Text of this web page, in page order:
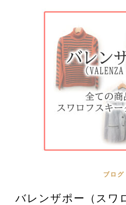
ブログ
バレンザポー（スワ